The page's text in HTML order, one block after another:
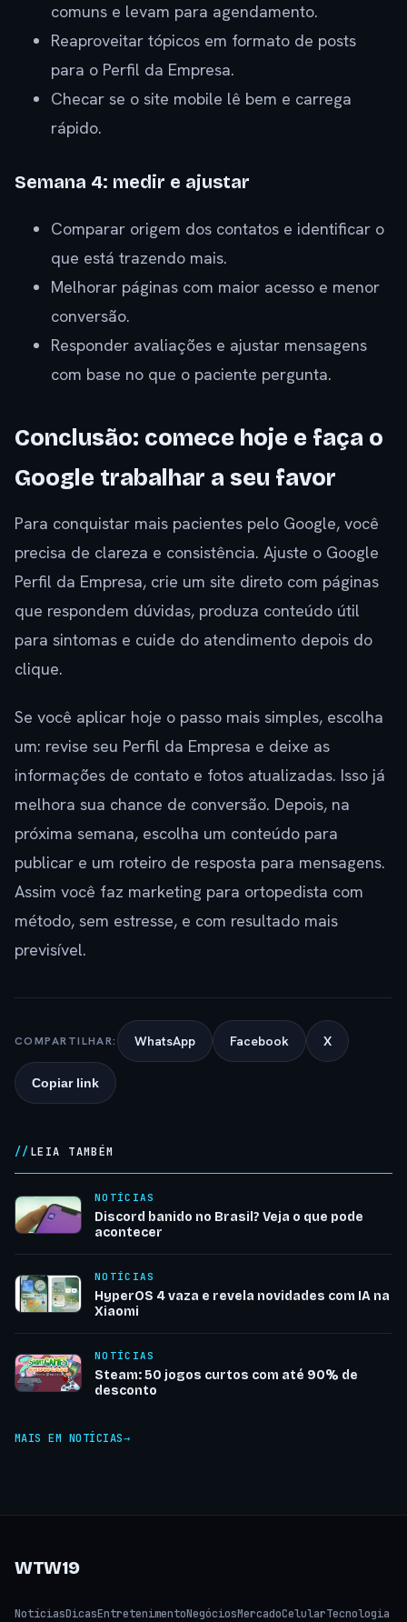
comuns e levam para agendamento.
Reaproveitar tópicos em formato de posts
para o Perfil da Empresa.
Checar se o site mobile lê bem e carrega
rápido.
Semana 4: medir e ajustar
Comparar origem dos contatos e identificar o
que está trazendo mais.
Melhorar páginas com maior acesso e menor
conversão.
Responder avaliações e ajustar mensagens
com base no que o paciente pergunta.
Conclusão: comece hoje e faça o
Google trabalhar a seu favor
Para conquistar mais pacientes pelo Google, você
precisa de clareza e consistência. Ajuste o Google
Perfil da Empresa, crie um site direto com páginas
que respondem dúvidas, produza conteúdo útil
para sintomas e cuide do atendimento depois do
clique.
Se você aplicar hoje o passo mais simples, escolha
um: revise seu Perfil da Empresa e deixe as
informações de contato e fotos atualizadas. Isso já
melhora sua chance de conversão. Depois, na
próxima semana, escolha um conteúdo para
publicar e um roteiro de resposta para mensagens.
Assim você faz marketing para ortopedista com
método, sem estresse, e com resultado mais
previsível.
COMPARTILHAR: WhatsApp Facebook X
Copiar link
LEIA TAMBÉM
NOTÍCIAS
Discord banido no Brasil? Veja o que pode
acontecer
NOTÍCIAS
HyperOS 4 vaza e revela novidades com IA na
Xiaomi
NOTÍCIAS
Steam: 50 jogos curtos com até 90% de
desconto
MAIS EM NOTÍCIAS
WTW19
NotíciasDicasEntretenimentoNegóciosMercadoCelularTecnologia